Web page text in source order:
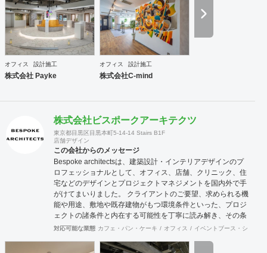
きたいのか。それらを共有することがオフィスデザインのス
タートとなります。 また、オフィスはスタッフにとって一日
の大半を過ごす場所です。機能的かつ快適な空間を作ること
は精神的な安心やモチベーション・作業効率の向上に繋がっ
ていくでしょう。このように、経営面の課題と現場の声をし
案させていただきます。
オフィス 設計施工
株式会社 Payke
オフィス 設計施工
株式会社C-mind
株式会社ビスポークアーキテクツ
東京都目黒区目黒本町5-14-14 Stairs B1F
店舗デザイン
この会社からのメッセージ
Bespoke architectsは、建築設計・インテリアデザインのプ
ロフェッショナルとして、オフィス、店舗、クリニック、住
宅などのデザインとプロジェクトマネジメントを国内外で手
がけてまいりました。 クライアントのご要望、求められる機
能や用途、敷地や既存建物がもつ環境条件といった、プロジ
ェクトの諸条件と内在する可能性を丁寧に読み解き、その条
件でこそ可能な空間環境の豊かさを提案し、カタチにしま
計・ランドスケープデザイン等の専門家と協働し、大規模建
対応可能な業態 カフェ・パン・ケーキ オフィス イベントブース・ショール